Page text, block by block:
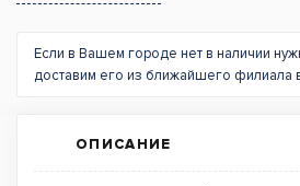
Если в Вашем городе нет в наличии
доставим его из ближайшего филиала
ОПИСАНИЕ